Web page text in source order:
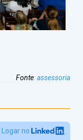
Fonte:assessoria
Logar no